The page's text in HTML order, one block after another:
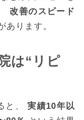
改善のスピード
あります。
は“リピ
と、実績10年以